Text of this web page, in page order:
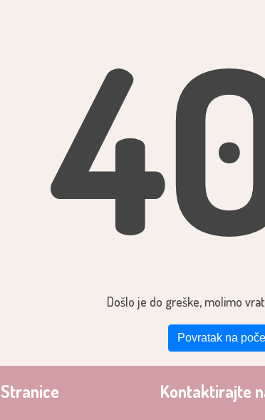
Došlo je do greške, molimo
Povratak na
Stranice Kontaktirajte